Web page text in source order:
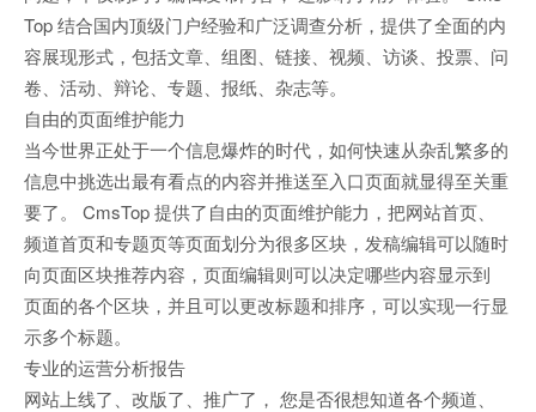
Top 结合国内顶级门户经验和广泛调查分析，提供了全面的内
容展现形式，包括文章、组图、链接、视频、访谈、投票、问
卷、活动、辩论、专题、报纸、杂志等。
自由的页面维护能力
当今世界正处于一个信息爆炸的时代，如何快速从杂乱繁多的
信息中挑选出最有看点的内容并推送至入口页面就显得至关重
要了。 CmsTop 提供了自由的页面维护能力，把网站首页、
频道首页和专题页等页面划分为很多区块，发稿编辑可以随时
向页面区块推荐内容，页面编辑则可以决定哪些内容显示到
页面的各个区块，并且可以更改标题和排序，可以实现一行显
示多个标题。
专业的运营分析报告
网站上线了、改版了、推广了， 您是否很想知道各个频道、